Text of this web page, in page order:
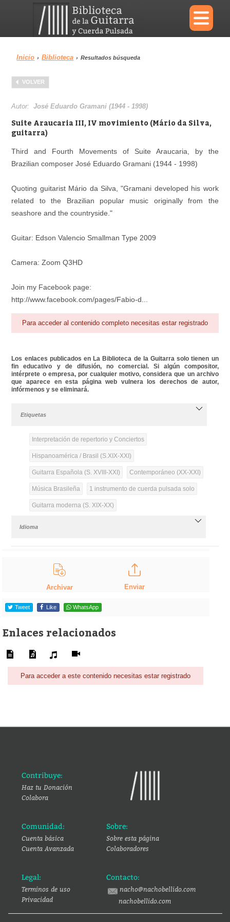
×
Menu
Biblioteca Diccionario
Reproductor
Inicio › Biblioteca › Resultados búsqueda
VOLVER
Autor:José Eduardo Gramani (1944 - 1998)
Suite Araucaria III, IV movimiento (Mário da Silva,
guitarra)
Third and Fourth Movements of Suite Araucaria, by the
Brazilian composer José Eduardo Gramani (1944 - 1998)
Quoting guitarist Mário da Silva, "Gramani developed his work
related to the Brazilian popular music originally from the
seashore and the countryside."
Guitar: Edson Valencio Smallman Type 2009
Camera: Zoom Q3HD
Join my Facebook page:
http://www.facebook.com/pages/Fabio-d...
Para acceder al contenido completo necesitas estar registrado
Los enlaces publicados en La Biblioteca de la Guitarra solo tienen un
fin educativo y de difusión, no comercial. Si algún compositor,
intérprete o empresa, por cualquier motivo, considera que un archivo
que aparece en esta página web vulnera los derechos de autor,
infórmenos y se eliminará.
Etiquetas
Interpretación de repertorio y Conciertos
Hispanoamérica / Brasil (S.XIX-XXI)
Guitarra Española (S. XVIII-XXI) Contemporáneo (XX-XXI)
Música Brasileña 1 instrumento de cuerda pulsada solo
Guitarra moderna (S. XIX-XX)
Idioma
Archivar Enviar
Tweet Like WhatsApp
Enlaces relacionados
Para acceder a este contenido necesitas estar registrado
Contribuye:
Haz tu Donación
Colabora
Comunidad:
Cuenta básica
Cuenta Avanzada
Sobre:
Sobre esta página
Colaboradores
Legal:
Terminos de uso
Privacidad
Contacto:
nacho@nachobellido.com
nachobellido.com